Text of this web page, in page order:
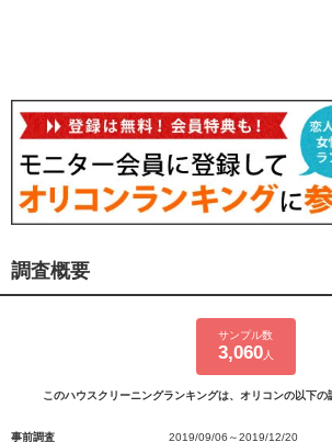
調査概要
サンプル数
3,060人
このハウスクリーニングランキングは、オリコンの以下の
事前調査
2019/09/06～2019/12/20